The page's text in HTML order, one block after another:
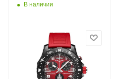
В наличии